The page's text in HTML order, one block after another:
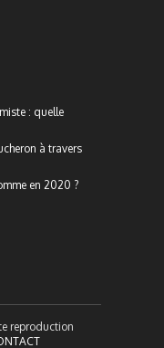
: quelle
à travers
en 2020 ?
reproduction